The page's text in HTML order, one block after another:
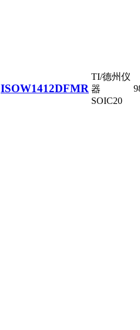
ISOW1412DFMR
TI/德州仪
器
SOIC20